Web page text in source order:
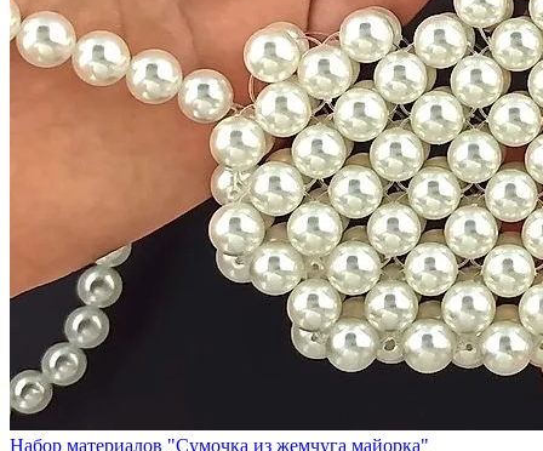
Набор материалов "Сумочка из жемчуга майорка"